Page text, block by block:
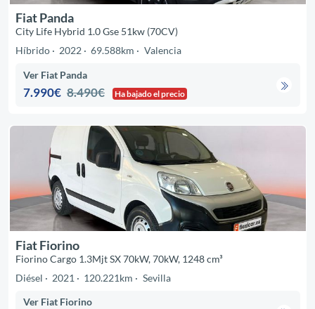
Fiat Panda
City Life Hybrid 1.0 Gse 51kw (70CV)
Híbrido
2022 69.588km Valencia
Ver Fiat Panda
7.990€ 8.490€ Ha bajado el precio
Fiat Fiorino
Fiorino Cargo 1.3Mjt SX 70kW, 70kW, 1248 cm³
Diésel
2021 120.221km Sevilla
Ver Fiat Fiorino